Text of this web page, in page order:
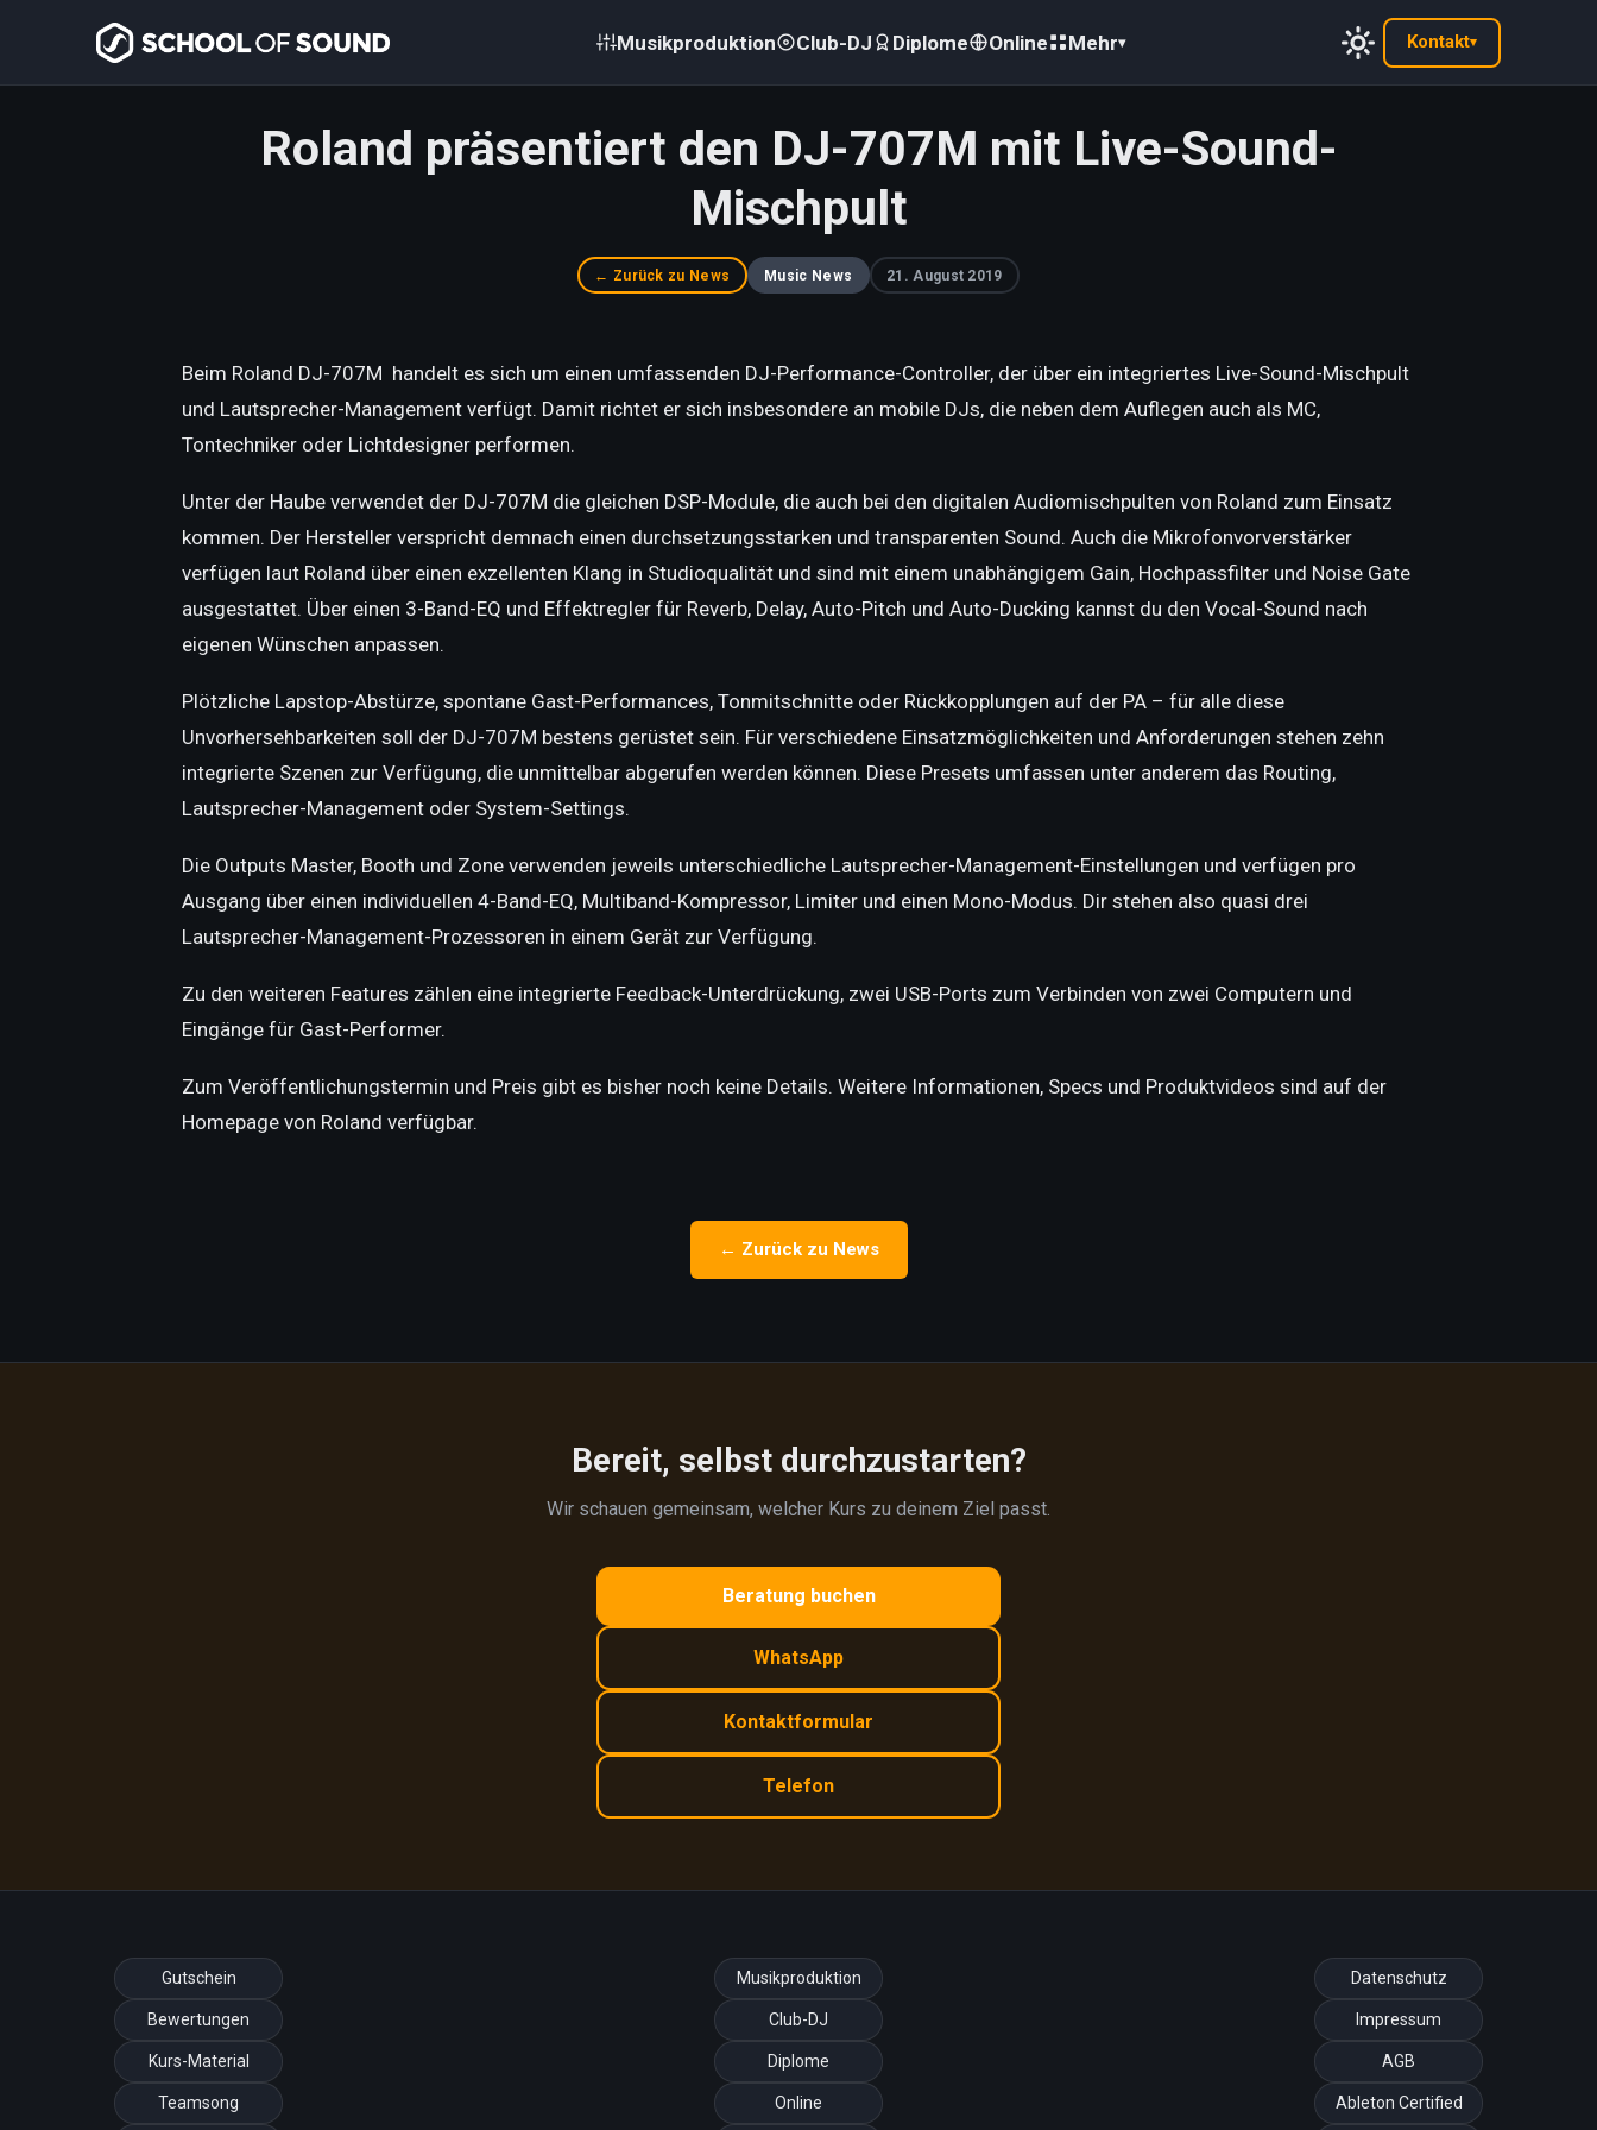
Musikproduktion Club-DJ Diplome Online Mehr▾ Kontakt▾
Roland präsentiert den DJ-707M mit Live-Sound-
Mischpult
← Zurück zu News Music News 21. August 2019
Beim Roland DJ-707M handelt es sich um einen umfassenden DJ-Performance-Controller, der über ein integriertes Live-Sound-Mischpult
und Lautsprecher-Management verfügt. Damit richtet er sich insbesondere an mobile DJs, die neben dem Auflegen auch als MC,
Tontechniker oder Lichtdesigner performen.
Unter der Haube verwendet der DJ-707M die gleichen DSP-Module, die auch bei den digitalen Audiomischpulten von Roland zum Einsatz
kommen. Der Hersteller verspricht demnach einen durchsetzungsstarken und transparenten Sound. Auch die Mikrofonvorverstärker
verfügen laut Roland über einen exzellenten Klang in Studioqualität und sind mit einem unabhängigem Gain, Hochpassfilter und Noise Gate
ausgestattet. Über einen 3-Band-EQ und Effektregler für Reverb, Delay, Auto-Pitch und Auto-Ducking kannst du den Vocal-Sound nach
eigenen Wünschen anpassen.
Plötzliche Lapstop-Abstürze, spontane Gast-Performances, Tonmitschnitte oder Rückkopplungen auf der PA – für alle diese
Unvorhersehbarkeiten soll der DJ-707M bestens gerüstet sein. Für verschiedene Einsatzmöglichkeiten und Anforderungen stehen zehn
integrierte Szenen zur Verfügung, die unmittelbar abgerufen werden können. Diese Presets umfassen unter anderem das Routing,
Lautsprecher-Management oder System-Settings.
Die Outputs Master, Booth und Zone verwenden jeweils unterschiedliche Lautsprecher-Management-Einstellungen und verfügen pro
Ausgang über einen individuellen 4-Band-EQ, Multiband-Kompressor, Limiter und einen Mono-Modus. Dir stehen also quasi drei
Lautsprecher-Management-Prozessoren in einem Gerät zur Verfügung.
Zu den weiteren Features zählen eine integrierte Feedback-Unterdrückung, zwei USB-Ports zum Verbinden von zwei Computern und
Eingänge für Gast-Performer.
Zum Veröffentlichungstermin und Preis gibt es bisher noch keine Details. Weitere Informationen, Specs und Produktvideos sind auf der
Homepage von Roland verfügbar.
← Zurück zu News
Bereit, selbst durchzustarten?
Wir schauen gemeinsam, welcher Kurs zu deinem Ziel passt.
Beratung buchen
WhatsApp
Kontaktformular
Telefon
Gutschein
Bewertungen
Kurs-Material
Teamsong
Musikproduktion
Club-DJ
Diplome
Online
Datenschutz
Impressum
AGB
Ableton Certified